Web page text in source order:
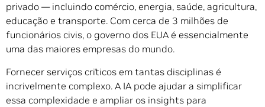
privado — incluindo comércio, energia, saúde, agricultura,
educação e transporte. Com cerca de 3 milhões de
funcionários civis, o governo dos EUA é essencialmente
uma das maiores empresas do mundo.
Fornecer serviços críticos em tantas disciplinas é
incrivelmente complexo. A IA pode ajudar a simplificar
essa complexidade e ampliar os insights para